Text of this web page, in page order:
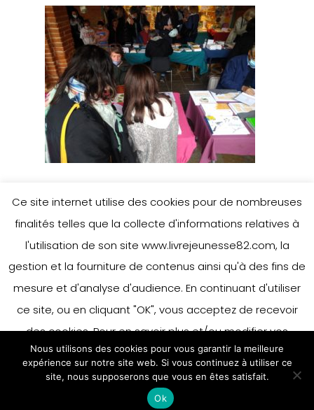
Ce site internet utilise des cookies pour de nombreuses
finalités telles que la collecte d'informations relatives à
l'utilisation de son site www.livrejeunesse82.com, la
gestion et la fourniture de contenus ainsi qu'à des fins de
mesure et d'analyse d'audience. En continuant d'utiliser
ce site, ou en cliquant "OK", vous acceptez de recevoir
des cookies. Pour en savoir plus et/ou modifier vos
préférences en matière de cookies, merci de vous référer
à notre politique sur les cookies.
Accepter
En savoir plus
Nous utilisons des cookies pour vous garantir la meilleure
expérience sur notre site web. Si vous continuez à utiliser ce
site, nous supposerons que vous en êtes satisfait.
Ok